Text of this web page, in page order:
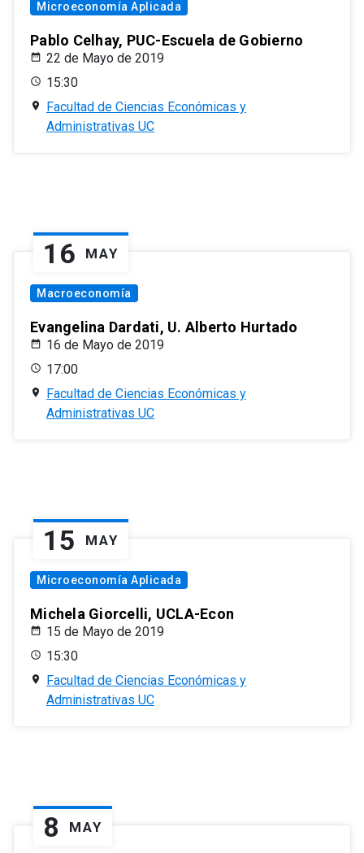
Microeconomía Aplicada
Pablo Celhay, PUC-Escuela de Gobierno
22 de Mayo de 2019
15:30
Facultad de Ciencias Económicas y
Administrativas UC
16 MAY
Macroeconomía
Evangelina Dardati, U. Alberto Hurtado
16 de Mayo de 2019
17:00
Facultad de Ciencias Económicas y
Administrativas UC
15 MAY
Microeconomía Aplicada
Michela Giorcelli, UCLA-Econ
15 de Mayo de 2019
15:30
Facultad de Ciencias Económicas y
Administrativas UC
8 MAY